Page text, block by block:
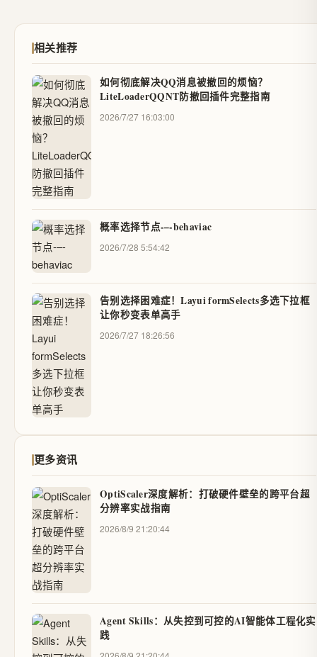
相关推荐
如何彻底解决QQ消息被撤回的烦恼？
LiteLoaderQQNT防撤回插件完整指南
2026/7/27 16:03:00
概率选择节点-–-behaviac
2026/7/28 5:54:42
告别选择困难症！Layui formSelects多选下拉框
让你秒变表单高手
2026/7/27 18:26:56
更多资讯
OptiScaler深度解析：打破硬件壁垒的跨平台超
分辨率实战指南
2026/8/9 21:20:44
Agent Skills：从失控到可控的AI智能体工程化实
践